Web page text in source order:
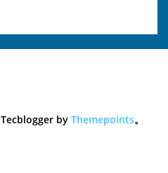
Tecblogger by Themepoints。